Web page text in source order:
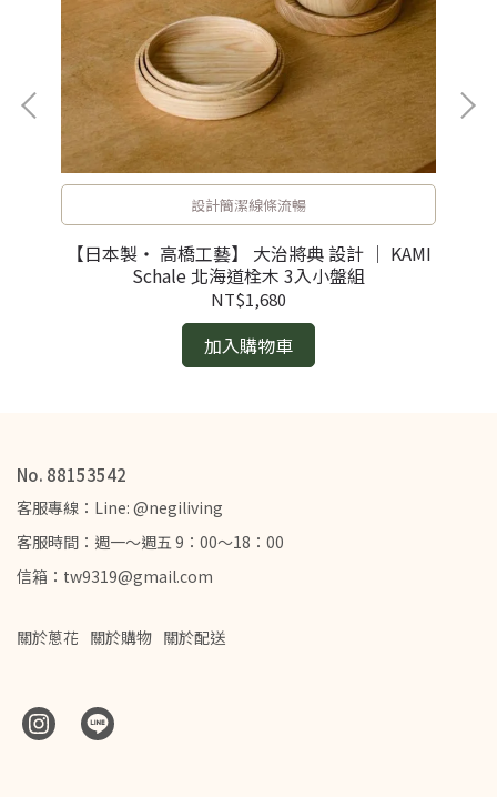
設計簡潔線條流暢
【日本製・ 高橋工藝】 大治將典 設計 ｜ KAMI
Schale 北海道栓木 3入小盤組
NT$1,680
加入購物車
No. 88153542
客服專線：Line: @negiliving
客服時間：週一～週五 9：00～18：00
信箱：tw9319@gmail.com
關於蔥花 關於購物 關於配送